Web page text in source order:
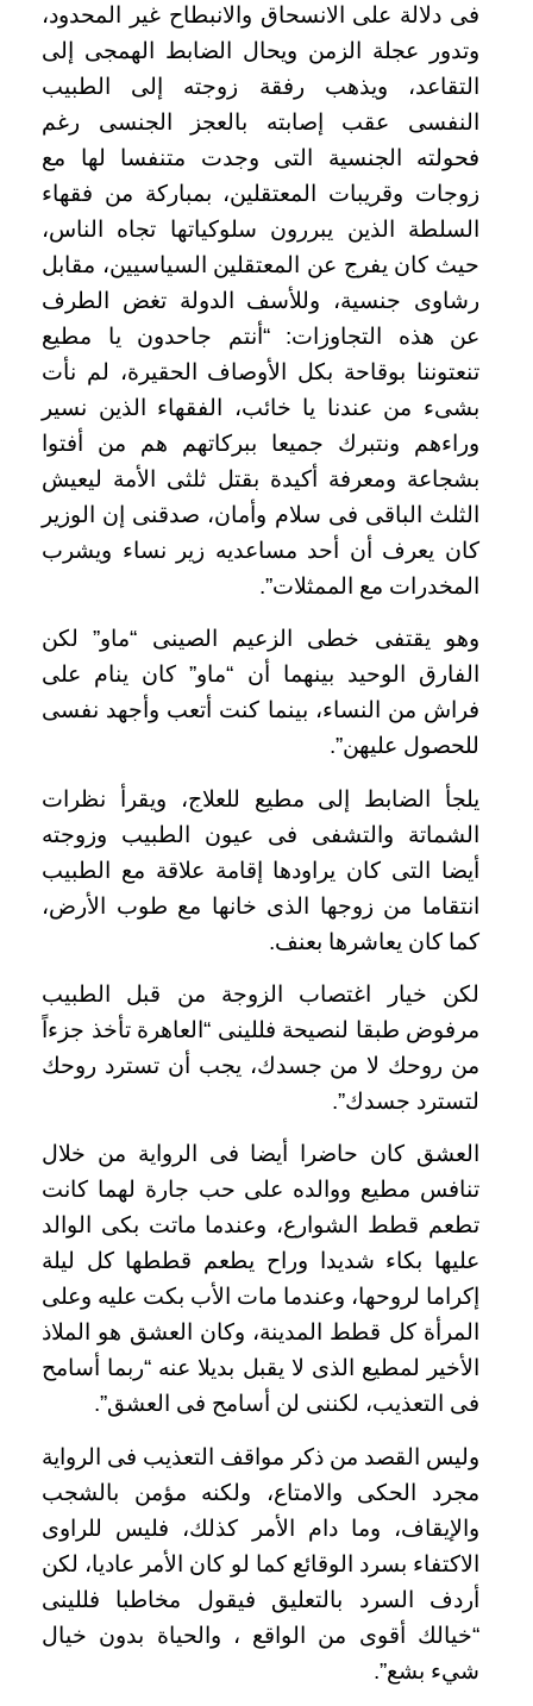
فى دلالة على الانسحاق والانبطاح غير المحدود،
وتدور عجلة الزمن ويحال الضابط الهمجى إلى
التقاعد، ويذهب رفقة زوجته إلى الطبيب
النفسى عقب إصابته بالعجز الجنسى رغم
فحولته الجنسية التى وجدت متنفسا لها مع
زوجات وقريبات المعتقلين، بمباركة من فقهاء
السلطة الذين يبررون سلوكياتها تجاه الناس،
حيث كان يفرج عن المعتقلين السياسيين، مقابل
رشاوى جنسية، وللأسف الدولة تغض الطرف
عن هذه التجاوزات: “أنتم جاحدون يا مطيع
تنعتوننا بوقاحة بكل الأوصاف الحقيرة، لم نأت
بشىء من عندنا يا خائب، الفقهاء الذين نسير
وراءهم ونتبرك جميعا ببركاتهم هم من أفتوا
بشجاعة ومعرفة أكيدة بقتل ثلثى الأمة ليعيش
الثلث الباقى فى سلام وأمان، صدقنى إن الوزير
كان يعرف أن أحد مساعديه زير نساء ويشرب
المخدرات مع الممثلات”.
وهو يقتفى خطى الزعيم الصينى “ماو” لكن
الفارق الوحيد بينهما أن “ماو” كان ينام على
فراش من النساء، بينما كنت أتعب وأجهد نفسى
للحصول عليهن”.
يلجأ الضابط إلى مطيع للعلاج، ويقرأ نظرات
الشماتة والتشفى فى عيون الطبيب وزوجته
أيضا التى كان يراودها إقامة علاقة مع الطبيب
انتقاما من زوجها الذى خانها مع طوب الأرض،
كما كان يعاشرها بعنف.
لكن خيار اغتصاب الزوجة من قبل الطبيب
مرفوض طبقا لنصيحة فللينى “العاهرة تأخذ جزءاً
من روحك لا من جسدك، يجب أن تسترد روحك
لتسترد جسدك”.
العشق كان حاضرا أيضا فى الرواية من خلال
تنافس مطيع ووالده على حب جارة لهما كانت
تطعم قطط الشوارع، وعندما ماتت بكى الوالد
عليها بكاء شديدا وراح يطعم قططها كل ليلة
إكراما لروحها، وعندما مات الأب بكت عليه وعلى
المرأة كل قطط المدينة، وكان العشق هو الملاذ
الأخير لمطيع الذى لا يقبل بديلا عنه “ربما أسامح
فى التعذيب، لكننى لن أسامح فى العشق”.
وليس القصد من ذكر مواقف التعذيب فى الرواية
مجرد الحكى والامتاع، ولكنه مؤمن بالشجب
والإيقاف، وما دام الأمر كذلك، فليس للراوى
الاكتفاء بسرد الوقائع كما لو كان الأمر عاديا، لكن
أردف السرد بالتعليق فيقول مخاطبا فللينى
“خيالك أقوى من الواقع ، والحياة بدون خيال
شيء بشع”.